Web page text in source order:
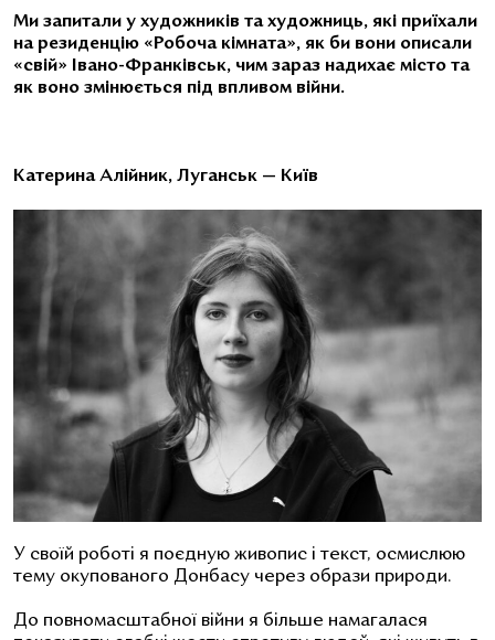
Ми запитали у художників та художниць, які приїхали
на резиденцію «Робоча кімната», як би вони описали
«свій» Івано-Франківськ, чим зараз надихає місто та
як воно змінюється під впливом війни.
Катерина Алійник, Луганськ — Київ
У своїй роботі я поєдную живопис і текст, осмислюю
тему окупованого Донбасу через образи природи.
До повномасштабної війни я більше намагалася